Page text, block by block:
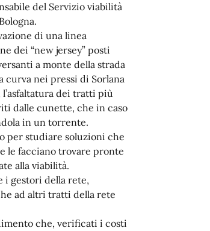
del Servizio viabilità
di una linea
dei “new jersey” posti
a monte della strada
curva nei pressi di Sorlana
dei tratti più
dalle cunette, che in caso
in un torrente.
per studiare soluzioni che
le facciano trovare pronte
alla viabilità.
i gestori della rete,
ad altri tratti della rete
che, verificati i costi